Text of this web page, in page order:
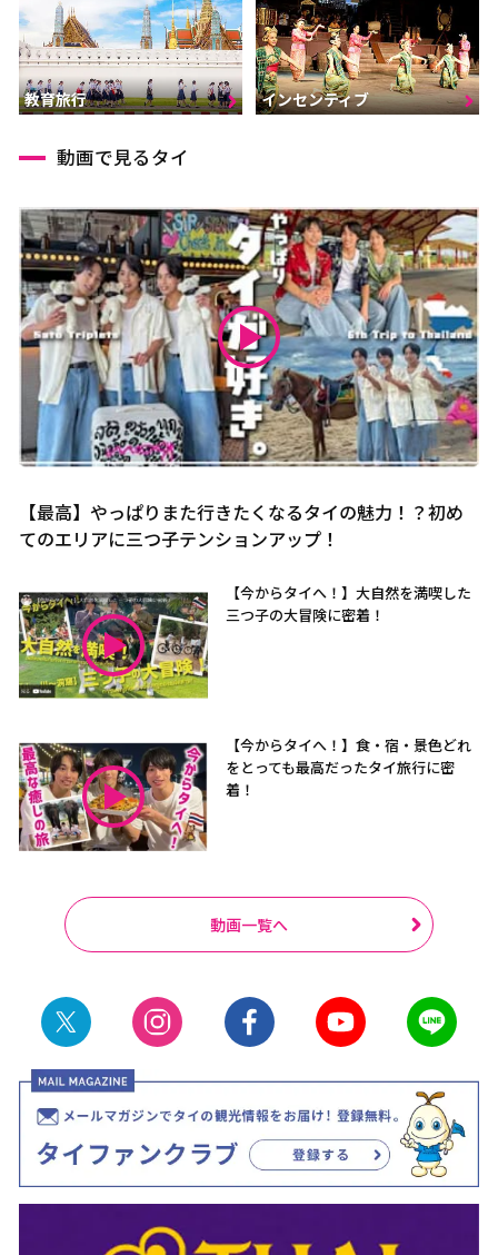
教育旅行 インセンティブ
動画で見るタイ
【最高】やっぱりまた行きたくなるタイの魅力！？初め
てのエリアに三つ子テンションアップ！
【今からタイへ！】大自然を満喫した
三つ子の大冒険に密着！
【今からタイへ！】食・宿・景色どれ
をとっても最高だったタイ旅行に密
着！
動画一覧へ